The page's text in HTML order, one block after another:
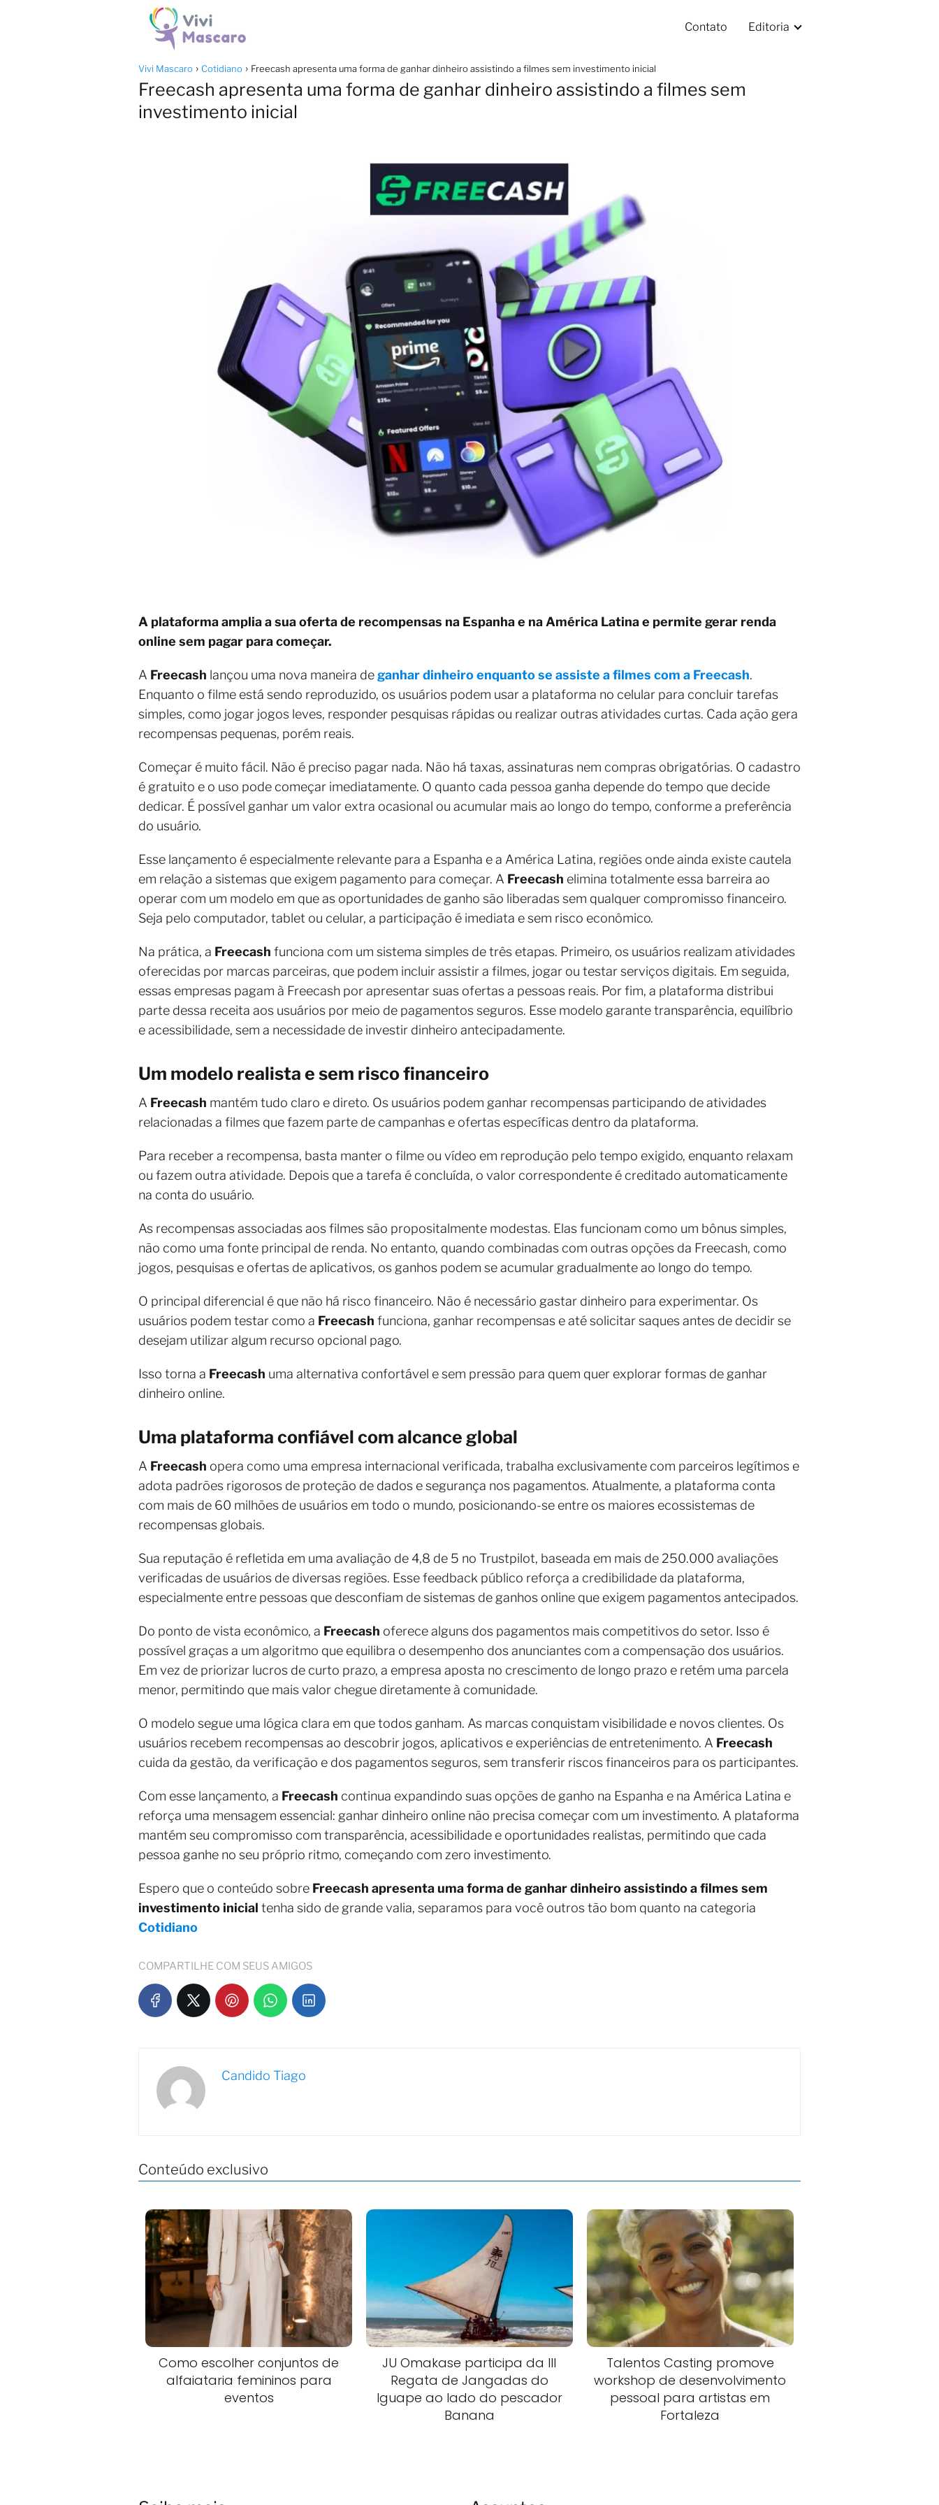
Contato Editoria
Vivi Mascaro Cotidiano Freecash apresenta uma forma de ganhar dinheiro assistindo a filmes sem investimento inicial
Freecash apresenta uma forma de ganhar dinheiro assistindo a filmes sem
investimento inicial
A plataforma amplia a sua oferta de recompensas na Espanha e na América Latina e permite gerar renda
online sem pagar para começar.
A Freecash lançou uma nova maneira deganhar dinheiro enquanto se assiste a filmes com a Freecash.
Enquanto o filme está sendo reproduzido, os usuários podem usar a plataforma no celular para concluir tarefas
simples, como jogar jogos leves, responder pesquisas rápidas ou realizar outras atividades curtas. Cada ação gera
recompensas pequenas, porém reais.
Começar é muito fácil. Não é preciso pagar nada. Não há taxas, assinaturas nem compras obrigatórias. O cadastro
é gratuito e o uso pode começar imediatamente. O quanto cada pessoa ganha depende do tempo que decide
dedicar. É possível ganhar um valor extra ocasional ou acumular mais ao longo do tempo, conforme a preferência
do usuário.
Esse lançamento é especialmente relevante para a Espanha e a América Latina, regiões onde ainda existe cautela
em relação a sistemas que exigem pagamento para começar. A Freecash elimina totalmente essa barreira ao
operar com um modelo em que as oportunidades de ganho são liberadas sem qualquer compromisso financeiro.
Seja pelo computador, tablet ou celular, a participação é imediata e sem risco econômico.
Na prática, a Freecash funciona com um sistema simples de três etapas. Primeiro, os usuários realizam atividades
oferecidas por marcas parceiras, que podem incluir assistir a filmes, jogar ou testar serviços digitais. Em seguida,
essas empresas pagam à Freecash por apresentar suas ofertas a pessoas reais. Por fim, a plataforma distribui
parte dessa receita aos usuários por meio de pagamentos seguros. Esse modelo garante transparência, equilíbrio
e acessibilidade, sem a necessidade de investir dinheiro antecipadamente.
Um modelo realista e sem risco financeiro
A Freecash mantém tudo claro e direto. Os usuários podem ganhar recompensas participando de atividades
relacionadas a filmes que fazem parte de campanhas e ofertas específicas dentro da plataforma.
Para receber a recompensa, basta manter o filme ou vídeo em reprodução pelo tempo exigido, enquanto relaxam
ou fazem outra atividade. Depois que a tarefa é concluída, o valor correspondente é creditado automaticamente
na conta do usuário.
As recompensas associadas aos filmes são propositalmente modestas. Elas funcionam como um bônus simples,
não como uma fonte principal de renda. No entanto, quando combinadas com outras opções da Freecash, como
jogos, pesquisas e ofertas de aplicativos, os ganhos podem se acumular gradualmente ao longo do tempo.
O principal diferencial é que não há risco financeiro. Não é necessário gastar dinheiro para experimentar. Os
usuários podem testar como a Freecash funciona, ganhar recompensas e até solicitar saques antes de decidir se
desejam utilizar algum recurso opcional pago.
Isso torna a Freecash uma alternativa confortável e sem pressão para quem quer explorar formas de ganhar
dinheiro online.
Uma plataforma confiável com alcance global
A Freecash opera como uma empresa internacional verificada, trabalha exclusivamente com parceiros legítimos e
adota padrões rigorosos de proteção de dados e segurança nos pagamentos. Atualmente, a plataforma conta
com mais de 60 milhões de usuários em todo o mundo, posicionando-se entre os maiores ecossistemas de
recompensas globais.
Sua reputação é refletida em uma avaliação de 4,8 de 5 no Trustpilot, baseada em mais de 250.000 avaliações
verificadas de usuários de diversas regiões. Esse feedback público reforça a credibilidade da plataforma,
especialmente entre pessoas que desconfiam de sistemas de ganhos online que exigem pagamentos antecipados.
Do ponto de vista econômico, a Freecash oferece alguns dos pagamentos mais competitivos do setor. Isso é
possível graças a um algoritmo que equilibra o desempenho dos anunciantes com a compensação dos usuários.
Em vez de priorizar lucros de curto prazo, a empresa aposta no crescimento de longo prazo e retém uma parcela
menor, permitindo que mais valor chegue diretamente à comunidade.
O modelo segue uma lógica clara em que todos ganham. As marcas conquistam visibilidade e novos clientes. Os
usuários recebem recompensas ao descobrir jogos, aplicativos e experiências de entretenimento. A Freecash
cuida da gestão, da verificação e dos pagamentos seguros, sem transferir riscos financeiros para os participantes.
Com esse lançamento, a Freecash continua expandindo suas opções de ganho na Espanha e na América Latina e
reforça uma mensagem essencial: ganhar dinheiro online não precisa começar com um investimento. A plataforma
mantém seu compromisso com transparência, acessibilidade e oportunidades realistas, permitindo que cada
pessoa ganhe no seu próprio ritmo, começando com zero investimento.
Espero que o conteúdo sobre Freecash apresenta uma forma de ganhar dinheiro assistindo a filmes sem
investimento inicial tenha sido de grande valia, separamos para você outros tão bom quanto na categoria
Cotidiano
COMPARTILHE COM SEUS AMIGOS
Candido Tiago
Conteúdo exclusivo
Como escolher conjuntos de
alfaiataria femininos para
eventos
JU Omakase participa da III
Regata de Jangadas do
Iguape ao lado do pescador
Banana
Talentos Casting promove
workshop de desenvolvimento
pessoal para artistas em
Fortaleza